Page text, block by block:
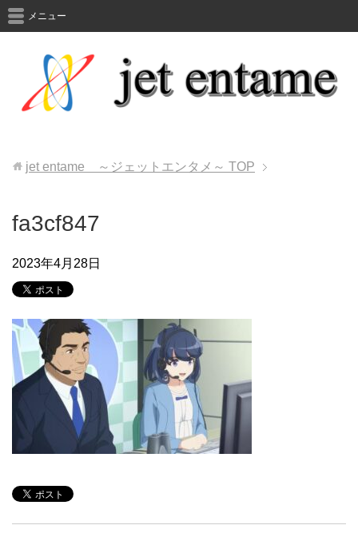
メニュー
jet entame ～ジェットエンタメ～ TOP
fa3cf847
2023年4月28日